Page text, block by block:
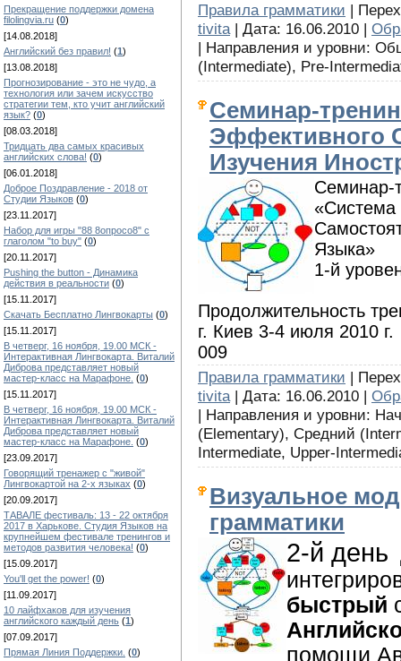
Прекращение поддержки домена
filolingvia.ru (0)
[14.08.2018]
Английский без правил! (1)
[13.08.2018]
Прогнозирование - это не чудо, а
технология или зачем искусство
стратегии тем, кто учит английский
язык? (0)
[08.03.2018]
Тридцать два самых красивых
английских слова! (0)
[06.01.2018]
Доброе Поздравление - 2018 от
Студии Языков (0)
[23.11.2017]
Набор для игры "88 8опросо8" с
глаголом "to buy" (0)
[20.11.2017]
Pushing the button - Динамика
действия в реальности (0)
[15.11.2017]
Скачать Бесплатно Лингвокарты (0)
[15.11.2017]
В четверг, 16 ноября, 19.00 МСК -
Интерактивная Лингвокарта. Виталий
Диброва представляет новый
мастер-класс на Марафоне. (0)
[15.11.2017]
В четверг, 16 ноября, 19.00 МСК -
Интерактивная Лингвокарта. Виталий
Диброва представляет новый
мастер-класс на Марафоне. (0)
[23.09.2017]
Говорящий тренажер с "живой"
Лингвокартой на 2-х языках (0)
[20.09.2017]
ТАВАЛЕ фестиваль: 13 - 22 октября
2017 в Харькове. Студия Языков на
крупнейшем фестивале тренингов и
методов развития человека! (0)
[15.09.2017]
You'll get the power! (0)
[11.09.2017]
10 лайфхаков для изучения
английского каждый день (1)
[07.09.2017]
Прямая Линия Поддержки. (0)
Правила грамматики |
tivita| Дата: 16.06.2010 |
| Направления и уровни:
(Intermediate), Pre-
Семинар-
Эффективного
Изучения
Семинар-
«Система
Языка»
1-й
Продолжительность
г. Киев 3-4 июля 2010 г.
009
Правила грамматики |
tivita| Дата: 16.06.2010 |
| Направления и уровни:
(Elementary), Средний
Intermediate, Upper-
Визуальное
грамматики
2-й день
быстрый
помощи